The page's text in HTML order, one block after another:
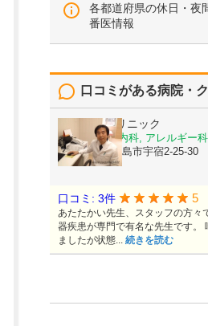
各都道府県の休日・夜
番医情報
口コミがある病院・
栃木隆男クリニック
内科, 呼吸器内科, アレルギー科
鹿児島県鹿児島市宇宿2-25-30
口コミ: 3件 5
あたたかい先生、スタッフの方々
器疾患が専門で有名な先生です。
ましたが状態... 続きを読む